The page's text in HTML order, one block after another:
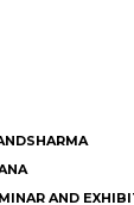
AND